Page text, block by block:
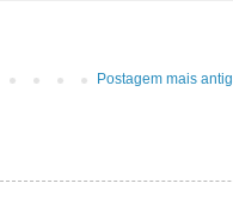
Postagem mais